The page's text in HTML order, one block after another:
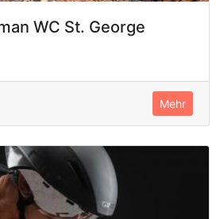
WC St. George
Mehr